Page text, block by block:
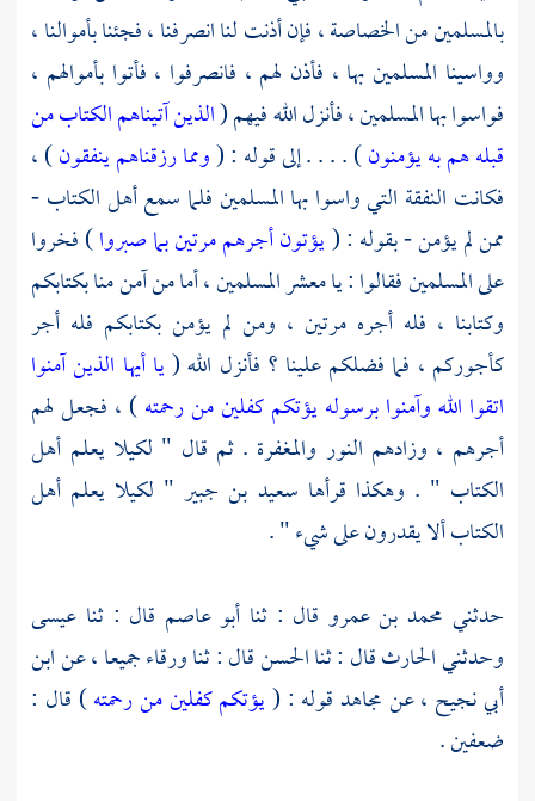
بالمسلمين من الخصاصة ، فإن أذنت لنا انصرفنا ، فجئنا بأموالنا ،
وواسينا المسلمين بها ، فأذن لهم ، فانصرفوا ، فأتوا بأموالهم ،
فواسوا بها المسلمين ، فأنزل الله فيهم (الذين آتيناهم الكتاب من
قبله هم به يؤمنون) . . . . إلى قوله : (ومما رزقناهم ينفقون) ،
فكانت النفقة التي واسوا بها المسلمين فلما سمع أهل الكتاب -
ممن لم يؤمن - بقوله : (يؤتون أجرهم مرتين بما صبروا) فخروا
على المسلمين فقالوا : يا معشر المسلمين ، أما من آمن منا بكتابكم
وكتابنا ، فله أجره مرتين ، ومن لم يؤمن بكتابكم فله أجر
كأجوركم ، فما فضلكم علينا ؟ فأنزل الله (يا أيها الذين آمنوا
اتقوا الله وآمنوا برسوله يؤتكم كفلين من رحمته) ، فجعل لهم
أجرهم ، وزادهم النور والمغفرة . ثم قال " لكيلا يعلم أهل
الكتاب " . وهكذا قرأها سعيد بن جبير " لكيلا يعلم أهل
الكتاب ألا يقدرون على شيء " .
حدثني محمد بن عمرو قال : ثنا أبو عاصم قال : ثنا عيسى
وحدثنيالحارثقال : ثناالحسنقال : ثناورقاءجميعا ، عنابن
أبي نجيح ، عنمجاهدقوله : (يؤتكم كفلين من رحمته) قال :
ضعفين .